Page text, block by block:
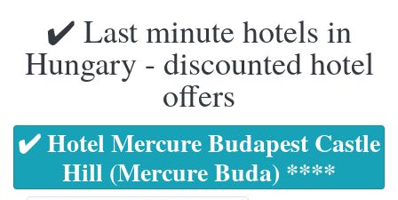
✔️ Last minute hotels in
Hungary - discounted hotel
offers
✔️ Hotel Mercure Budapest Castle
Hill (Mercure Buda) ****